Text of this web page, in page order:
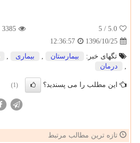
5.0
/ 5
3385
1396/10/25
12:36:57
تگهای خبر:
بیمارستان , بیماری ,
,
درمان
این مطلب را می پسندید؟ (1)
تازه ترین مطالب مرتبط